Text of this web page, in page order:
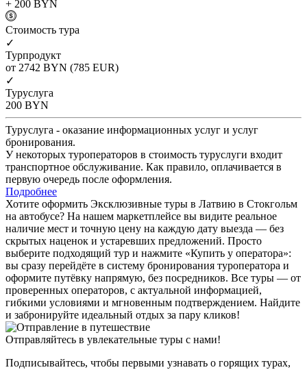
+ 200 BYN
Cтоимость тура
✓
Турпродукт
от 2742 BYN (785 EUR)
✓
Туруслуга
200 BYN
Туруслуга - оказание информационных услуг и услуг
бронирования.
У некоторых туроператоров в стоимость туруслуги входит
транспортное обслуживание. Как правило, оплачивается в
первую очередь после оформления.
Подробнее
Хотите оформить Эксклюзивные туры в Латвию в Стокгольм
на автобусе? На нашем маркетплейсе вы видите реальное
наличие мест и точную цену на каждую дату выезда — без
скрытых наценок и устаревших предложений. Просто
выберите подходящий тур и нажмите «Купить у оператора»:
вы сразу перейдёте в систему бронирования туроператора и
оформите путёвку напрямую, без посредников. Все туры — от
проверенных операторов, с актуальной информацией,
гибкими условиями и мгновенным подтверждением. Найдите
и забронируйте идеальный отдых за пару кликов!
Отправляйтесь в увлекательные туры с нами!
Подписывайтесь, чтобы первыми узнавать о горящих турах,